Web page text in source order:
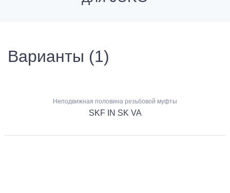
Варианты (1)
Неподвижная половина резьбовой муфты
SKF IN SK VA